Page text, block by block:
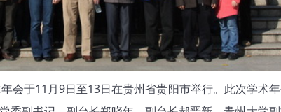
于11月9日至13日在贵州省贵阳市举行。此次学术年